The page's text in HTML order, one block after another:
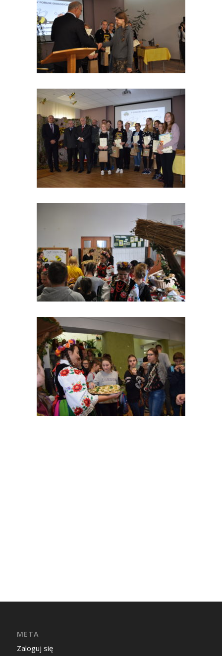
META
Zaloguj się